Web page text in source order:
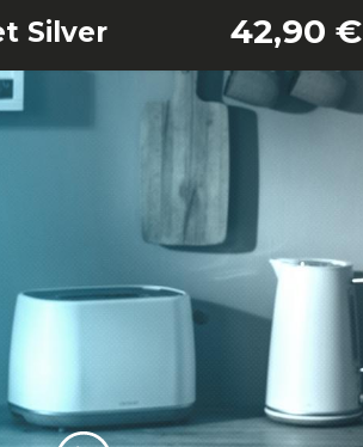
Silver 42,90 €